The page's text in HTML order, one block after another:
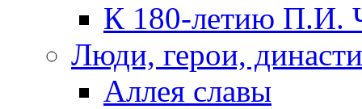
К 180-летию П.И.
Люди, герои,
Аллея славы